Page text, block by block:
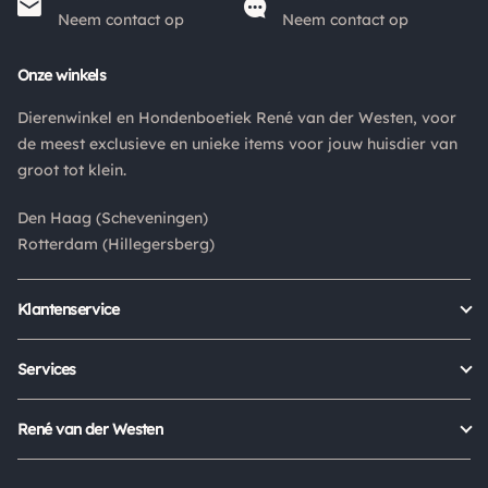
Is een product dat je besteld hebt niet naar wens? Dan kan je
retourkosten bedragen € 6.75 en zijn voor eigen rekening.
Kies bij het retourneren altijd voor "alleen huisadres",
pakketten die bij een pakketpunt worden geleverd halen wij
Neem contact op
Neem contact op
Onze winkels
Dierenwinkel en Hondenboetiek René van der Westen, voor
de meest exclusieve en unieke items voor jouw huisdier van
groot tot klein.
Den Haag (Scheveningen)
Rotterdam (Hillegersberg)
Klantenservice
Retour aanmelden
Status bestelling
Mijn account
Services
Algemene voorwaarden
René van der Westen